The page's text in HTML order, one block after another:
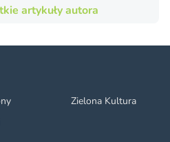
artykuły autora
Zielona Kultura